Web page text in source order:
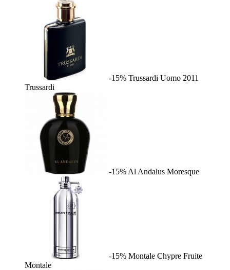
-15% Trussardi Uomo 2011
Trussardi
-15% Al Andalus Moresque
-15% Montale Chypre Fruite
Montale